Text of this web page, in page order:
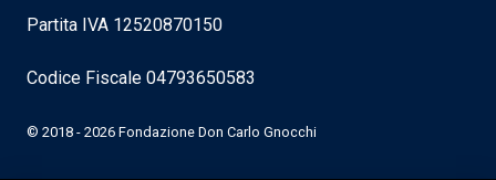
Partita IVA 12520870150
Codice Fiscale 04793650583
© 2018 - 2026 Fondazione Don Carlo Gnocchi